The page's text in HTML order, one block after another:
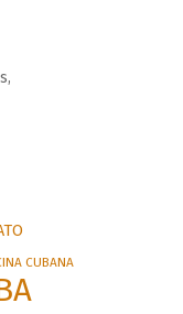
CUBANA